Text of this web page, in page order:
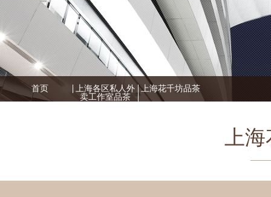
首页
上海各区私人外
卖工作室品茶
上海花千坊品茶
上